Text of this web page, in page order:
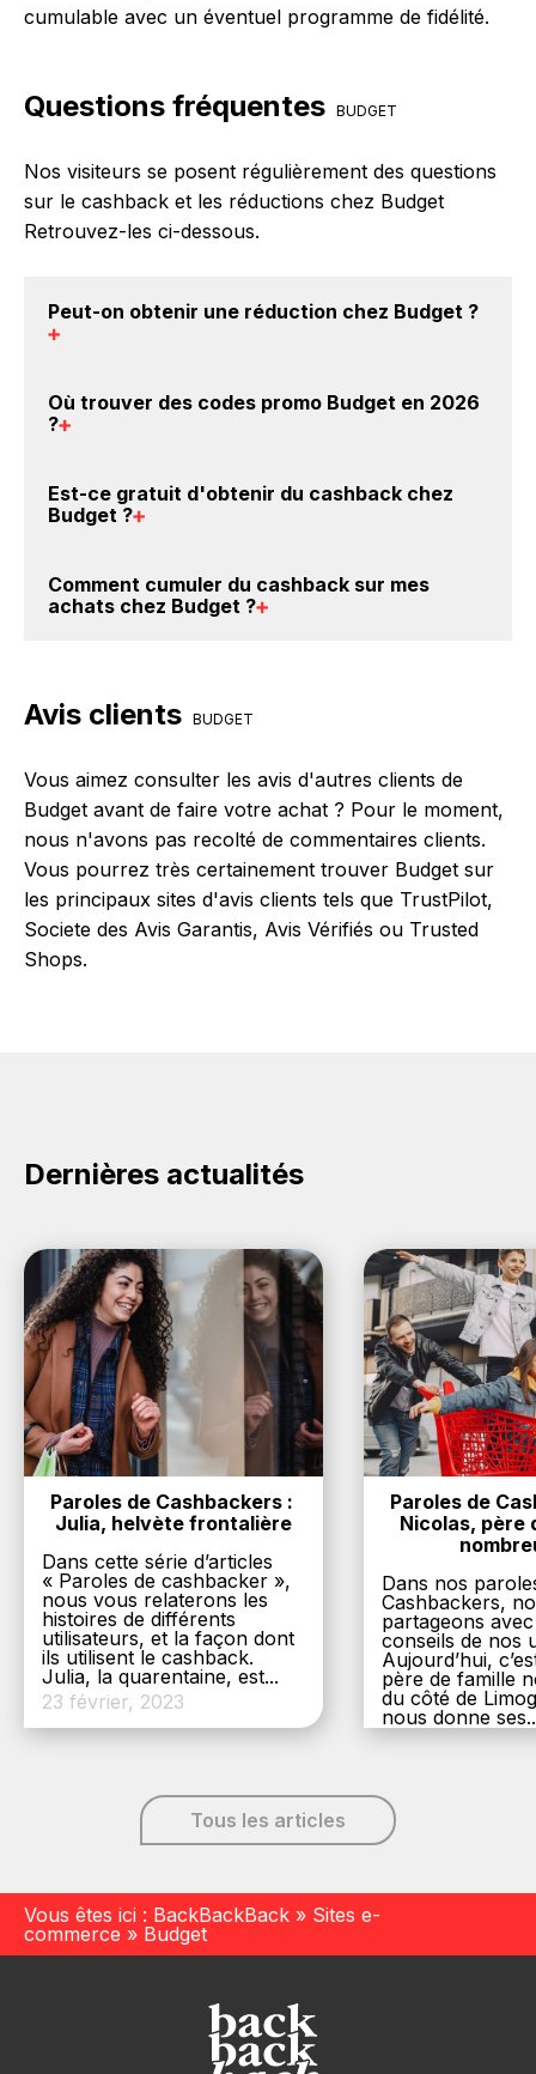
cumulable avec un éventuel programme de fidélité.
Questions fréquentes BUDGET
Nos visiteurs se posent régulièrement des questions
sur le cashback et les réductions chez Budget
Retrouvez-les ci-dessous.
Peut-on obtenir une réduction chez Budget ?
crédités sur votre cagnotte BackBackBack lorsque
Où trouver des codes promo Budget en 2026
?
promo chez Budget. Si des codes promo Budget sont
disponibles sur notre site BackBackBack, vous les
promo Budget.
Est-ce gratuit d'obtenir du cashback chez
Budget ?
compte gratuitement pour cumuler vos réductions
cashback sur vos achats chez Budget. Oui, c'est
Comment cumuler du cashback sur mes
achats chez Budget ?
cliquez sur le bouton Activer le cashback, réalisez
dans votre cagnotte au plus tard 48h après votre
achat sur le site Budget.
Avis clients BUDGET
Vous aimez consulter les avis d'autres clients de
Budget avant de faire votre achat ? Pour le moment,
nous n'avons pas recolté de commentaires clients.
Vous pourrez très certainement trouver Budget sur
les principaux sites d'avis clients tels que TrustPilot,
Societe des Avis Garantis, Avis Vérifiés ou Trusted
Shops.
Dernières actualités
Paroles de Cashbackers :
Julia, helvète frontalière
Dans cette série d’articles
« Paroles de cashbacker »,
nous vous relaterons les
histoires de différents
utilisateurs, et la façon dont
ils utilisent le cashback.
Julia, la quarentaine, est...
23 février, 2023
Paroles de
Nicolas, père
Dans nos
Cashbackers,
partageons
conseils de nos
Aujourd’hui,
père de famille
du côté de
nous donne
Tous les articles
Vous êtes ici : BackBackBack » Sites e-
commerce » Budget